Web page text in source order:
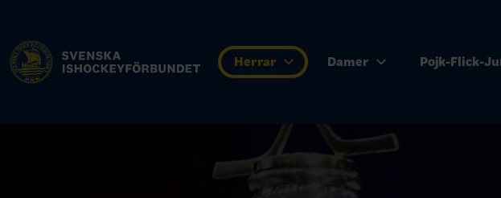
Herrar Damer Pojk-Flick-